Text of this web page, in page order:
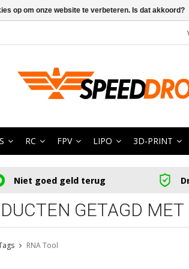
RC FPV LIPO 3D-PRINT
Niet goed geld terug
GETAGD MET
RNA Tool
op om onze website te verbeteren. Is dat akkoord?